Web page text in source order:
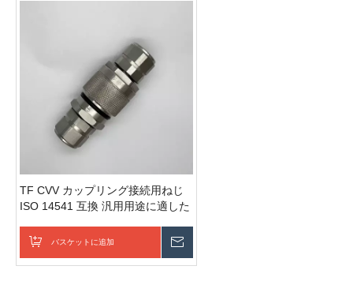
TF CVV カップリング接続用ねじ
ISO 14541 互換 汎用用途に適した
も接続可能バスケットに追加